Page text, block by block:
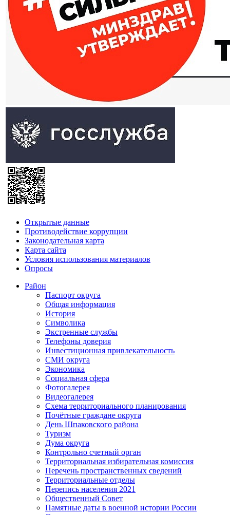
Открытые данные
Противодействие коррупции
Законодательная карта
Карта сайта
Условия использования материалов
Опросы
Район
Паспорт округа
Общая информация
История
Символика
Экстренные службы
Телефоны доверия
Инвестиционная привлекательность
СМИ округа
Экономика
Социальная сфера
Фотогалерея
Видеогалерея
Схема территориального планирования
Почётные граждане округа
День Шпаковского района
Туризм
Дума округа
Контрольно счетный орган
Территориальная избирательная комиссия
Перечень пространственных сведений
Территориальные отделы
Перепись населения 2021
Общественный Совет
Памятные даты в военной истории России